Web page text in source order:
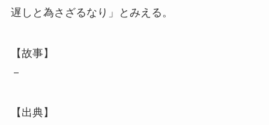
遅しと為さざるなり」とみえる。
【故事】
－
【出典】